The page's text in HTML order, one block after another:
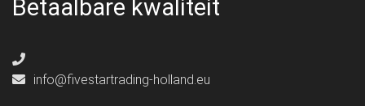
Betaalbare kwaliteit
info@fivestartrading-holland.eu